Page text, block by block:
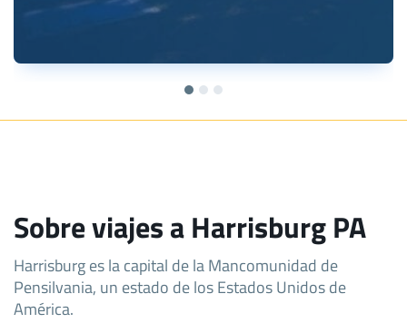
Sobre viajes a Harrisburg PA
Harrisburg es la capital de la Mancomunidad de
Pensilvania, un estado de los Estados Unidos de
América.